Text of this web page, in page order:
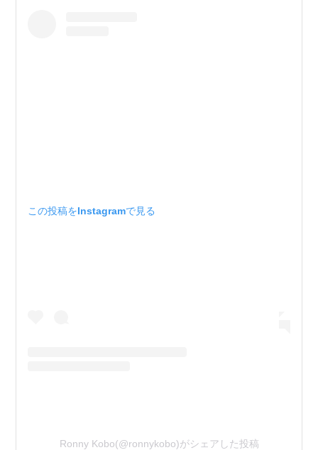
この投稿をInstagramで見る
Ronny Kobo(@ronnykobo)がシェアした投稿